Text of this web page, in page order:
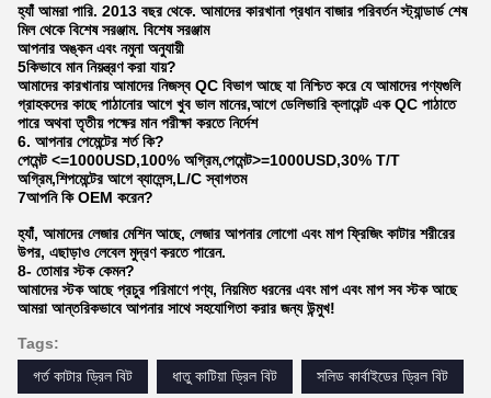
হ্যাঁ আমরা পারি. 2013 বছর থেকে. আমাদের কারখানা প্রধান বাজার পরিবর্তন স্ট্যান্ডার্ড শেষ
মিল থেকে বিশেষ সরঞ্জাম. বিশেষ সরঞ্জাম
আপনার অঙ্কন এবং নমুনা অনুযায়ী
5কিভাবে মান নিয়ন্ত্রণ করা যায়?
আমাদের কারখানায় আমাদের নিজস্ব QC বিভাগ আছে যা নিশ্চিত করে যে আমাদের পণ্যগুলি
গ্রাহকদের কাছে পাঠানোর আগে খুব ভাল মানের,আগে ডেলিভারি ক্লায়েন্ট এক QC পাঠাতে
পারে অথবা তৃতীয় পক্ষের মান পরীক্ষা করতে নির্দেশ
6. আপনার পেমেন্টের শর্ত কি?
পেমেন্ট <=1000USD,100% অগ্রিম,পেমেন্ট>=1000USD,30% T/T
অগ্রিম,শিপমেন্টের আগে ব্যালেন্স,L/C স্বাগতম
7আপনি কি OEM করেন?
হ্যাঁ, আমাদের লেজার মেশিন আছে, লেজার আপনার লোগো এবং মাপ ফ্রিজিং কাটার শরীরের
উপর, এছাড়াও লেবেল মুদ্রণ করতে পারেন.
8- তোমার স্টক কেমন?
আমাদের স্টক আছে প্রচুর পরিমাণে পণ্য, নিয়মিত ধরনের এবং মাপ এবং মাপ সব স্টক আছে
আমরা আন্তরিকভাবে আপনার সাথে সহযোগিতা করার জন্য উন্মুখ!
Tags:
গর্ত কাটার ড্রিল বিট
ধাতু কাটিয়া ড্রিল বিট সলিড কার্বাইডের ড্রিল বিট